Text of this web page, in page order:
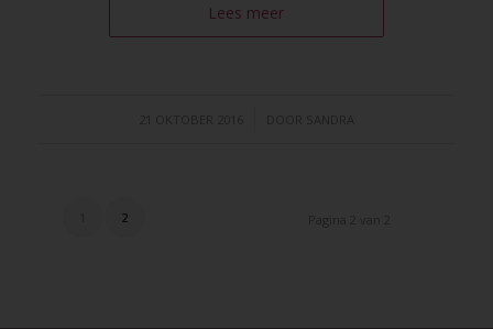
Lees meer
2